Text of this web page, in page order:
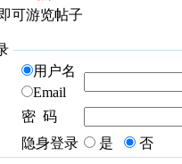
可游览帖子
用户名
Email
密 码
隐身登录
是 否